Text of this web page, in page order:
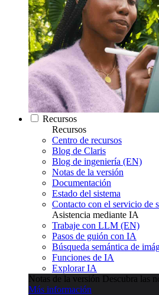
Recursos
Recursos
Centro de recursos
Blog de Claris
Blog de ingeniería (EN)
Notas de la versión
Documentación
Estado del sistema
Contacto con el servicio de
Asistencia mediante IA
Trabaje con LLM (EN)
Pasos de guión con IA
Búsqueda semántica de
Funciones de IA
Explorar IA
Notas de la versión Descubra las
Más información